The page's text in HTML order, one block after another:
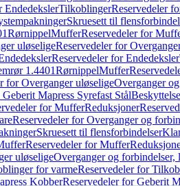
EndedekslerTilkoblingerReservedeler
Skruesett til
RørnippelMufferReservedeler for
uløseligeReservedeler for
Reservedeler for Endedeksler
1.4401RørnippelMuffer
for Overganger uløseligeOverganger
Mapress Syrefast Stål
for MufferReduksjoner
Reservedeler for Overganger og
Skruesett til flensforbindelser
Reservedeler for Muffer
uløseligeOverganger og forbindelser,
for varmeReservedeler for
KobberReservedeler for Geberit